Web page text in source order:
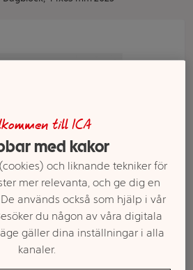
till ICA
med kakor
och liknande tekniker för
mer relevanta, och ge dig en
används också som hjälp i vår
du någon av våra digitala
gäller dina inställningar i alla
kanaler.